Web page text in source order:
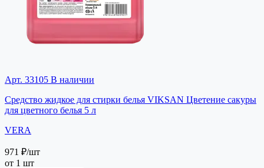
Арт. 33105 В наличии
Средство жидкое для стирки белья VIKSAN Цветение сакуры
для цветного белья 5 л
VERA
971 ₽/шт
от 1 шт